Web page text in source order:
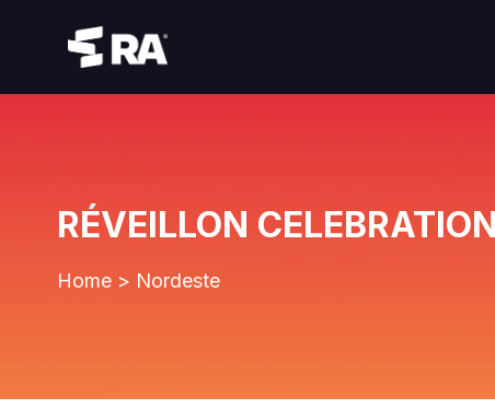
RÉVEILLON
Home > Nordeste